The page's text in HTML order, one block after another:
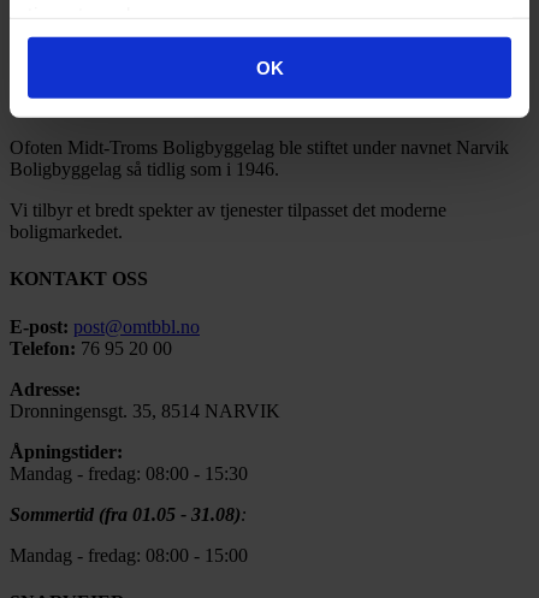
OK
2012(1)
OMT BBL
Ofoten Midt-Troms Boligbyggelag ble stiftet under navnet Narvik
Boligbyggelag så tidlig som i 1946.
Vi tilbyr et bredt spekter av tjenester tilpasset det moderne
boligmarkedet.
KONTAKT OSS
E-post: post@omtbbl.no
Telefon: 76 95 20 00
Adresse:
Dronningensgt. 35, 8514 NARVIK
Åpningstider:
Mandag - fredag: 08:00 - 15:30
Sommertid (fra 01.05 - 31.08):
Mandag - fredag: 08:00 - 15:00